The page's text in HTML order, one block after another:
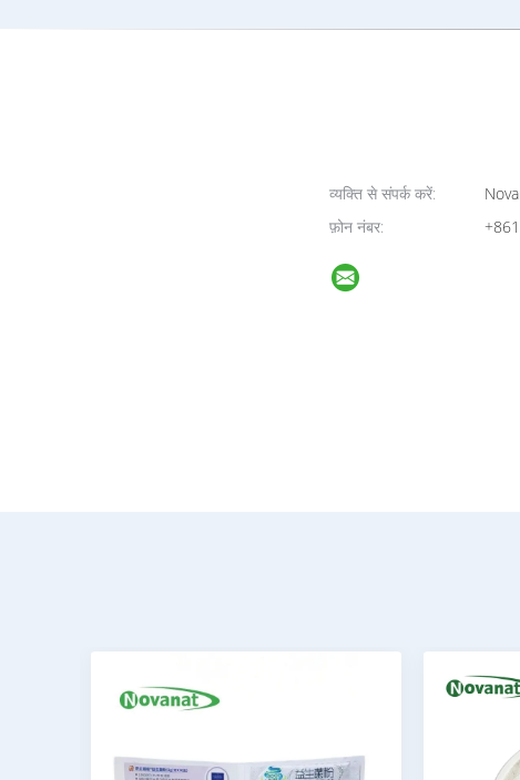
व्यक्ति से संपर्क करें:
फ़ोन नंबर: